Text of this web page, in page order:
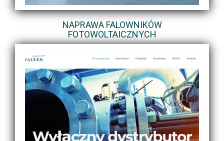
NAPRAWA FALOWNIKÓW
FOTOWOLTAICZNYCH